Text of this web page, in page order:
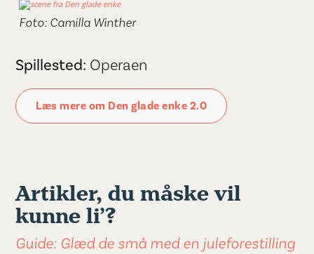
Foto: Camilla Winther
Spillested: Operaen
Læs mere om Den glade enke 2.0
Artikler, du måske vil
kunne li’?
Guide: Glæd de små med en juleforestilling